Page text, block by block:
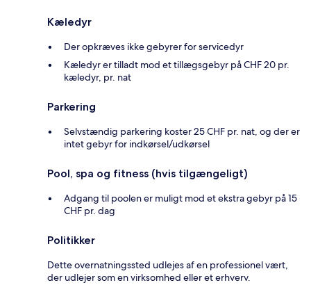
Kæledyr
Der opkræves ikke gebyrer for servicedyr
Kæledyr er tilladt mod et tillægsgebyr på CHF 20 pr.
kæledyr, pr. nat
Parkering
Selvstændig parkering koster 25 CHF pr. nat, og der er
intet gebyr for indkørsel/udkørsel
Pool, spa og fitness (hvis tilgængeligt)
Adgang til poolen er muligt mod et ekstra gebyr på 15
CHF pr. dag
Politikker
Dette overnatningssted udlejes af en professionel vært,
der udlejer som en virksomhed eller et erhverv.